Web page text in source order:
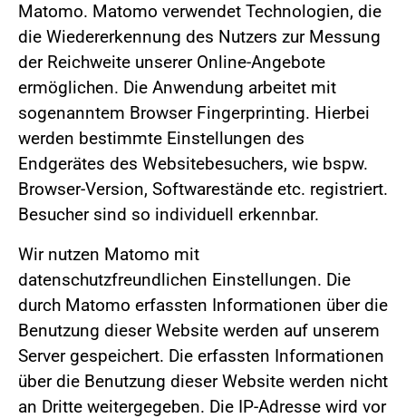
Matomo. Matomo verwendet Technologien, die
die Wiedererkennung des Nutzers zur Messung
der Reichweite unserer Online-Angebote
ermöglichen. Die Anwendung arbeitet mit
sogenanntem Browser Fingerprinting. Hierbei
werden bestimmte Einstellungen des
Endgerätes des Websitebesuchers, wie bspw.
Browser-Version, Softwarestände etc. registriert.
Besucher sind so individuell erkennbar.
Wir nutzen Matomo mit
datenschutzfreundlichen Einstellungen. Die
durch Matomo erfassten Informationen über die
Benutzung dieser Website werden auf unserem
Server gespeichert. Die erfassten Informationen
über die Benutzung dieser Website werden nicht
an Dritte weitergegeben. Die IP-Adresse wird vor